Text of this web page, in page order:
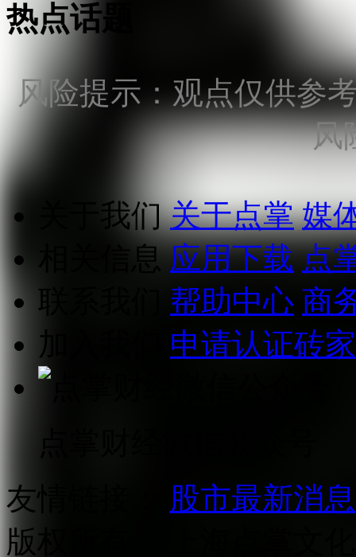
热点话题
风险提示：观点仅供参
风
关于我们 关于点掌 媒
相关信息 应用下载 点
联系我们
帮助中心 商
加入我们
申请认证砖家
友情链接：
股市最新消息
版权所有：